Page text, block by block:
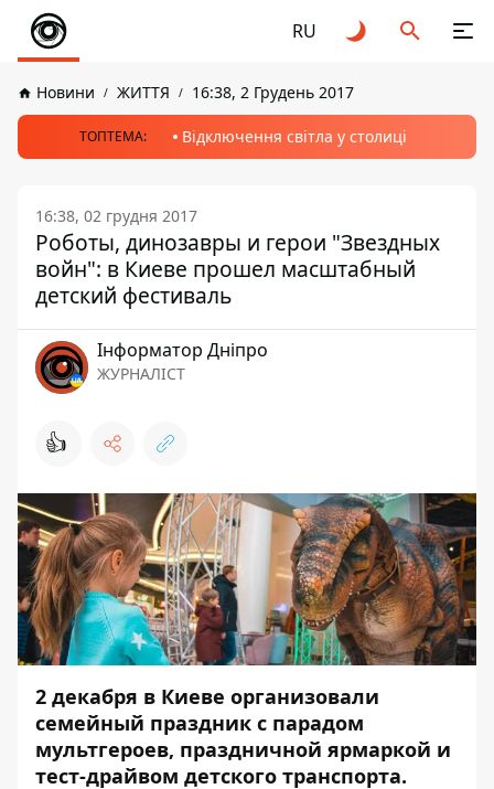
RU
Новини ЖИТТЯ 16:38, 2 Грудень 2017
ТОПТЕМА: Відключення світла у столиці
16:38, 02 грудня 2017
Роботы, динозавры и герои "Звездных
войн": в Киеве прошел масштабный
детский фестиваль
Інформатор Дніпро
ЖУРНАЛІСТ
👍
2 декабря в Киеве организовали
семейный праздник с парадом
мультгероев, праздничной ярмаркой и
тест-драйвом детского транспорта.